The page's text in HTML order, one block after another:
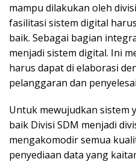
mampu dilakukan oleh
fasilitasi sistem digital
baik. Sebagai bagian
menjadi sistem digital. Ini
harus dapat di elaborasi
pelanggaran dan
Untuk mewujudkan sistem
baik Divisi SDM menjadi
mengakomodir semua
penyediaan data yang